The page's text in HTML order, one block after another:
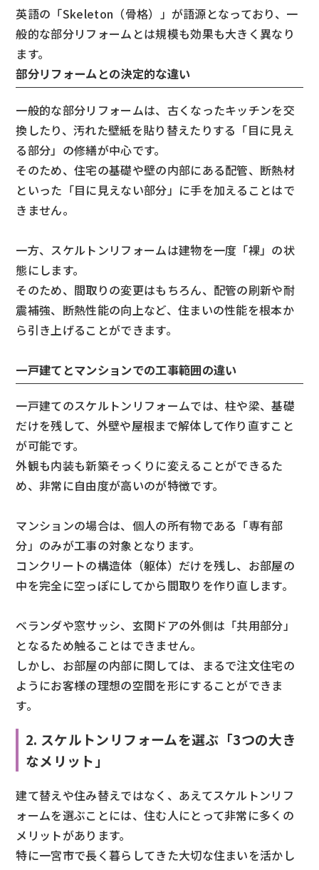
英語の「Skeleton（骨格）」が語源となっており、一
般的な部分リフォームとは規模も効果も大きく異なり
ます。
部分リフォームとの決定的な違い
一般的な部分リフォームは、古くなったキッチンを交
換したり、汚れた壁紙を貼り替えたりする「目に見え
る部分」の修繕が中心です。
そのため、住宅の基礎や壁の内部にある配管、断熱材
といった「目に見えない部分」に手を加えることはで
きません。
一方、スケルトンリフォームは建物を一度「裸」の状
態にします。
そのため、間取りの変更はもちろん、配管の刷新や耐
震補強、断熱性能の向上など、住まいの性能を根本か
ら引き上げることができます。
一戸建てとマンションでの工事範囲の違い
一戸建てのスケルトンリフォームでは、柱や梁、基礎
だけを残して、外壁や屋根まで解体して作り直すこと
が可能です。
外観も内装も新築そっくりに変えることができるた
め、非常に自由度が高いのが特徴です。
マンションの場合は、個人の所有物である「専有部
分」のみが工事の対象となります。
コンクリートの構造体（躯体）だけを残し、お部屋の
中を完全に空っぽにしてから間取りを作り直します。
ベランダや窓サッシ、玄関ドアの外側は「共用部分」
となるため触ることはできません。
しかし、お部屋の内部に関しては、まるで注文住宅の
ようにお客様の理想の空間を形にすることができま
す。
2. スケルトンリフォームを選ぶ「3つの大き
なメリット」
建て替えや住み替えではなく、あえてスケルトンリフ
ォームを選ぶことには、住む人にとって非常に多くの
メリットがあります。
特に一宮市で長く暮らしてきた大切な住まいを活かし